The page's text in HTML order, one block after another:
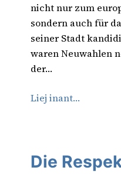
nicht nur zum
sondern auch für
seiner Stadt
waren Neuwahlen
der…
Liej inant…
Die